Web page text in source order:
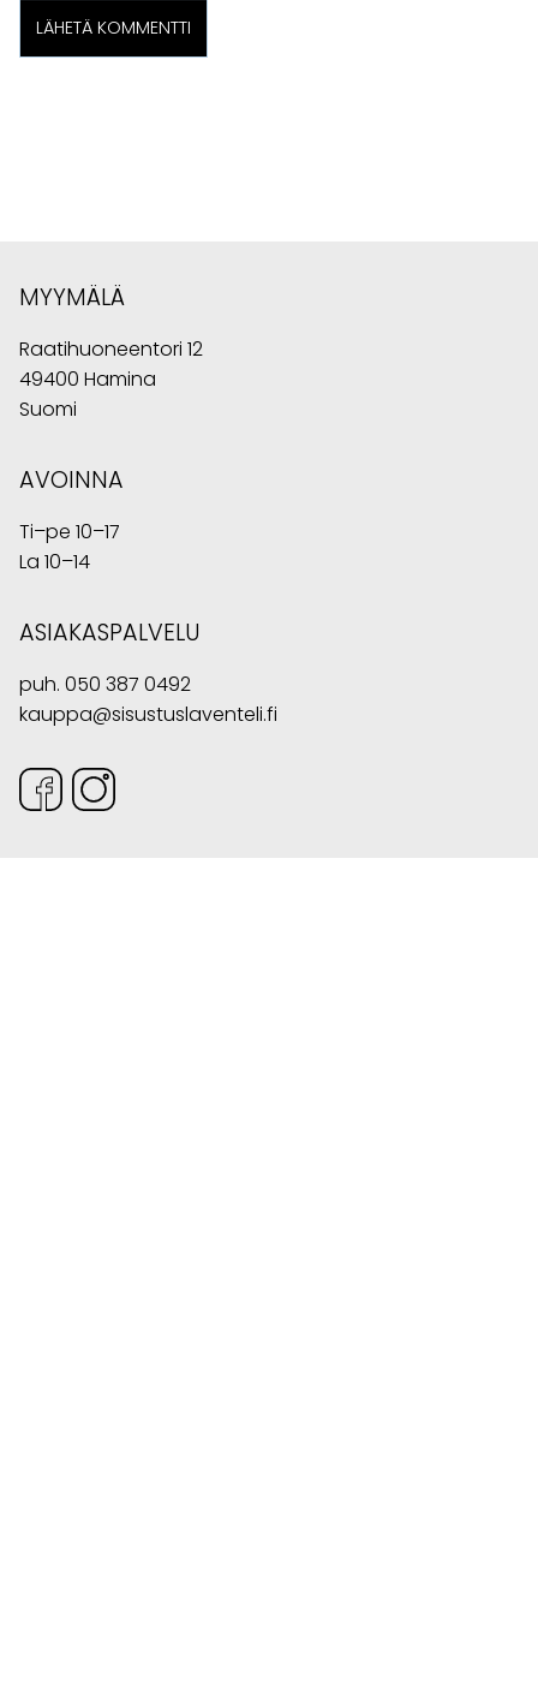
MYYMÄLÄ
Raatihuoneentori 12
49400 Hamina
Suomi
AVOINNA
Ti–pe 10–17
La 10–14
ASIAKASPALVELU
puh. 050 387 0492
kauppa@sisustuslaventeli.fi